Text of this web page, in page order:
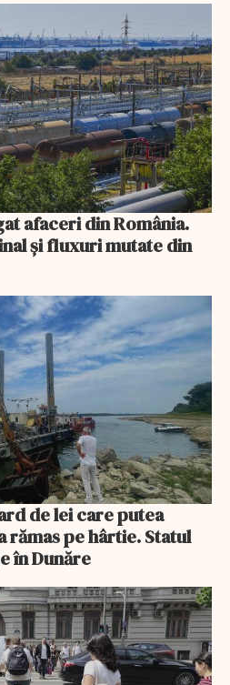
afaceri din România.
și fluxuri mutate din
de lei care putea
rămas pe hârtie. Statul
în Dunăre